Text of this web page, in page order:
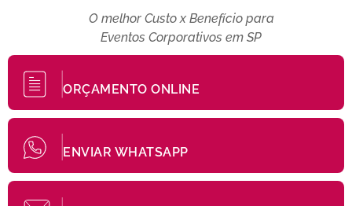
O melhor Custo x Benefício para
Eventos Corporativos em SP
ORÇAMENTO ONLINE
ENVIAR WHATSAPP